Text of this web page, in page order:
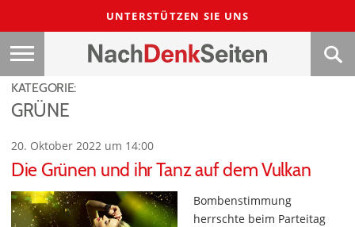
UNTERSTÜTZEN SIE UNS
KATEGORIE:
GRÜNE
20. Oktober 2022 um 14:00
Die Grünen und ihr Tanz auf dem Vulkan
Bombenstimmung
herrschte beim Parteitag